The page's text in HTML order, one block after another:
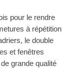
pour le rendre
à répétition
le double
et fenêtres
grande qualité